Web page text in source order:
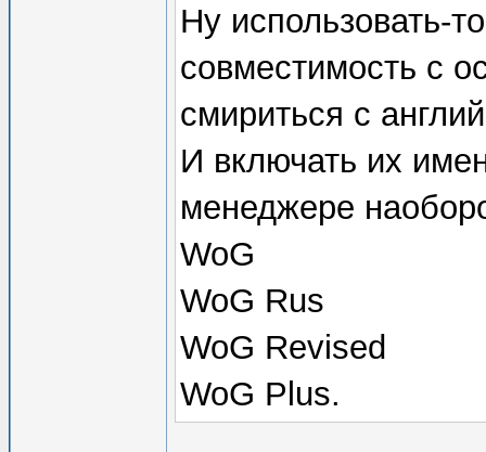
Ну использовать-
совместимость c
смириться с
И включать их
менеджере
WoG
WoG Rus
WoG Revised
WoG Plus.